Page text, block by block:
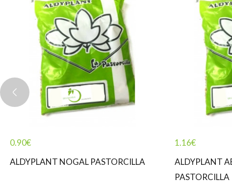
0.90€
ALDYPLANT NOGAL PASTORCILLA
1.16€
ALDYPLANT
PASTORCILLA